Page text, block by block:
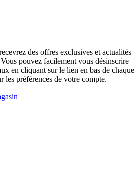
des offres exclusives et actualités
pouvez facilement vous désinscrire
en cliquant sur le lien en bas de chaque
les préférences de votre compte.